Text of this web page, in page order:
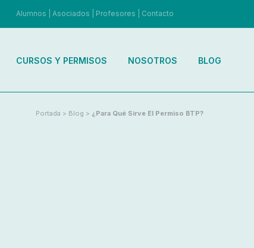
Alumnos Asociados Profesores Contacto
CURSOS Y PERMISOS NOSOTROS BLOG
Portada > Blog > ¿Para Qué Sirve El Permiso BTP?